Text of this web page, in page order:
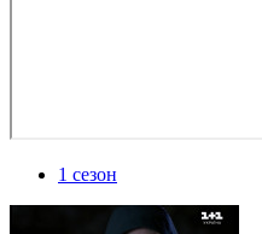
1 сезон